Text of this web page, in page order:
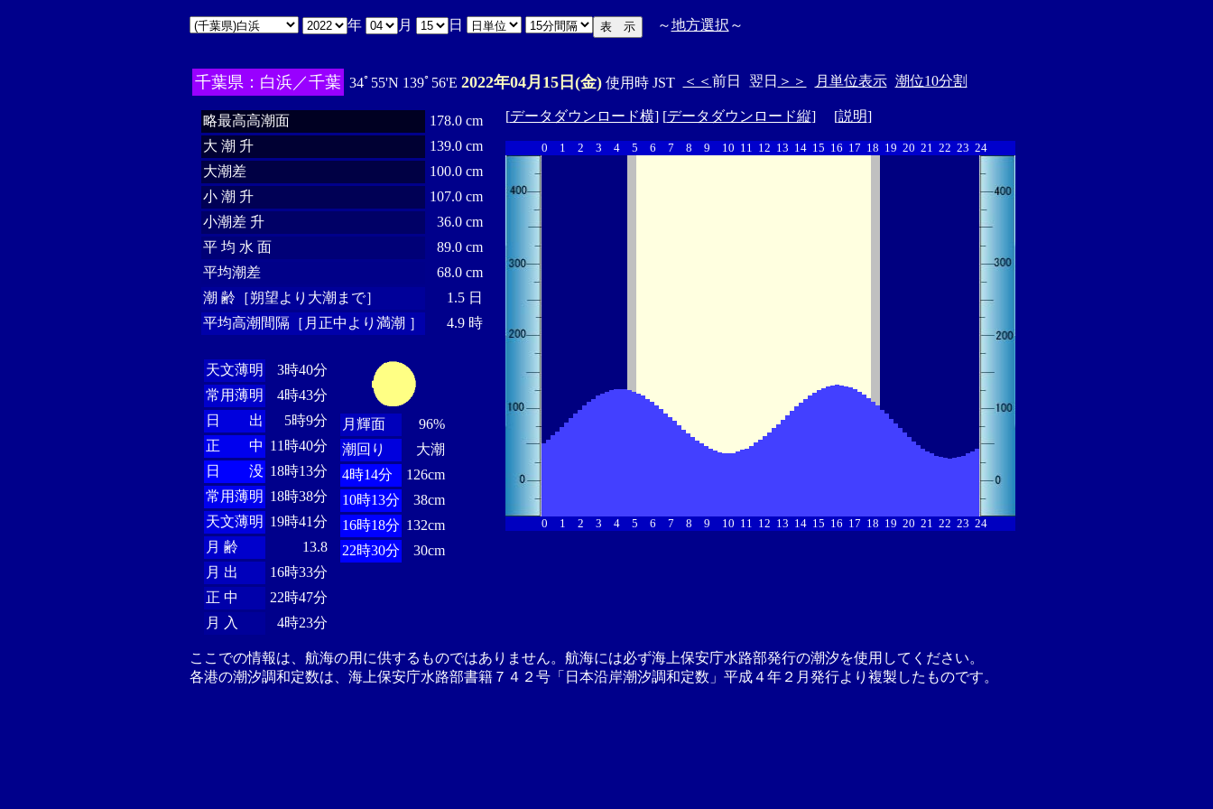
年 月 日 ～地方選択 ～
千葉県：白浜／千葉 34ﾟ55'N 139ﾟ56'E 2022年04月15日(金)使用時 JST ＜＜ 前日 翌日 ＞＞ 月単位表示 潮位10分割
略最高高潮面
178.0 cm
大 潮 升
139.0 cm
大潮差
100.0 cm
小 潮 升
107.0 cm
小潮差 升
36.0 cm
平 均 水 面
89.0 cm
平均潮差
68.0 cm
潮 齢［朔望より大潮まで］
1.5 日
平均高潮間隔［月正中より満潮 ］
4.9 時
天文薄明
3時40分
常用薄明
4時43分
日 出
5時9分
正 中 11時40分
日 没 18時13分
常用薄明 18時38分
天文薄明 19時41分
月 齢
13.8
月 出
16時33分
正 中
22時47分
月 入
4時23分
月輝面
96%
潮回り
大潮
4時14分
126cm
10時13分
38cm
16時18分 132cm
22時30分
30cm
[データダウンロード横] [データダウンロード縦] [説明]
0 1 2 3 4 5 6 7 8 9 10 11 12 13 14 15 16 17 18 19 20 21 22 23 24
0 1 2 3 4 5 6 7 8 9 10 11 12 13 14 15 16 17 18 19 20 21 22 23 24
ここでの情報は、航海の用に供するものではありません。航海には必ず海上保安庁水路部発行の潮汐を使用してください。
各港の潮汐調和定数は、海上保安庁水路部書籍７４２号「日本沿岸潮汐調和定数」平成４年２月発行より複製したものです。